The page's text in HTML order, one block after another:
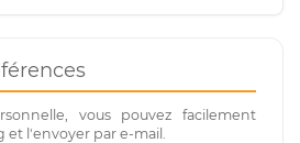
vous pouvez facilement
l'envoyer par e-mail.